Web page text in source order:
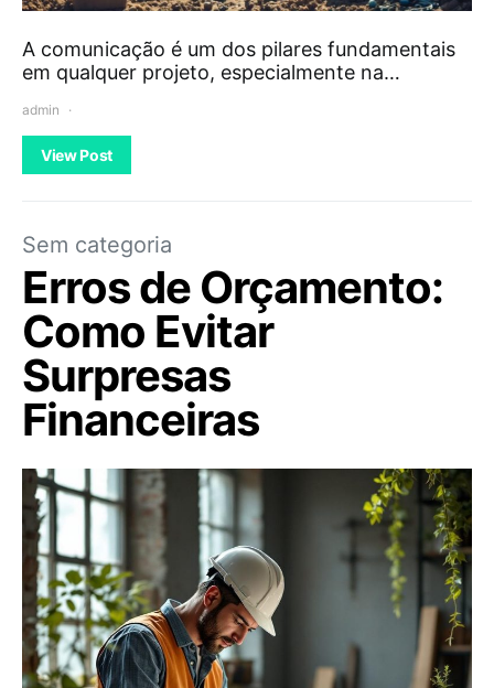
A comunicação é um dos pilares fundamentais
em qualquer projeto, especialmente na…
admin
View Post
Sem categoria
Erros de Orçamento:
Como Evitar
Surpresas
Financeiras